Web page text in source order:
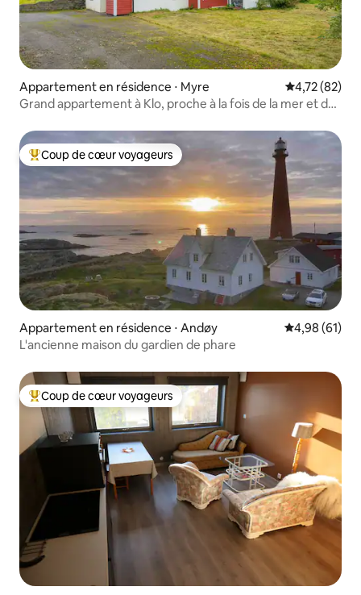
Appartement en résidence ⋅ Myre Évaluation
4,72 (82)
Grand appartement à Klo, proche à la fois de la mer et des
Coups de cœur voyageurs les plus appréciés
Coup de cœur voyageurs
Appartement en résidence ⋅ Andøy Évaluation
4,98 (61)
L'ancienne maison du gardien de phare
Coups de cœur voyageurs les plus appréciés
Coup de cœur voyageurs